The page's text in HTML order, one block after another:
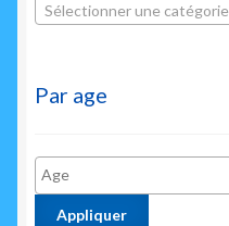
Sélectionner une catégorie
Par age
Appliquer